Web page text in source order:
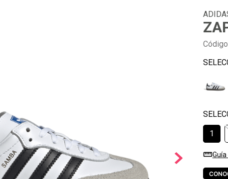
Código
1
Guía